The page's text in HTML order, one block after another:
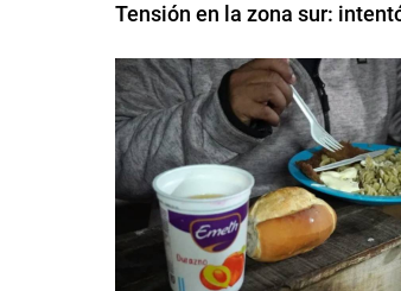
Tensión en la zona sur: